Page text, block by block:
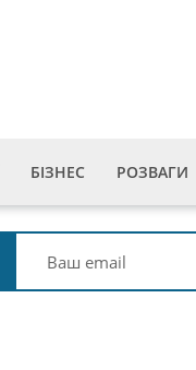
БІЗНЕС РОЗВАГИ